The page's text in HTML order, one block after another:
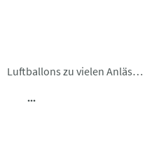
Luftballons zu vielen Anlässen